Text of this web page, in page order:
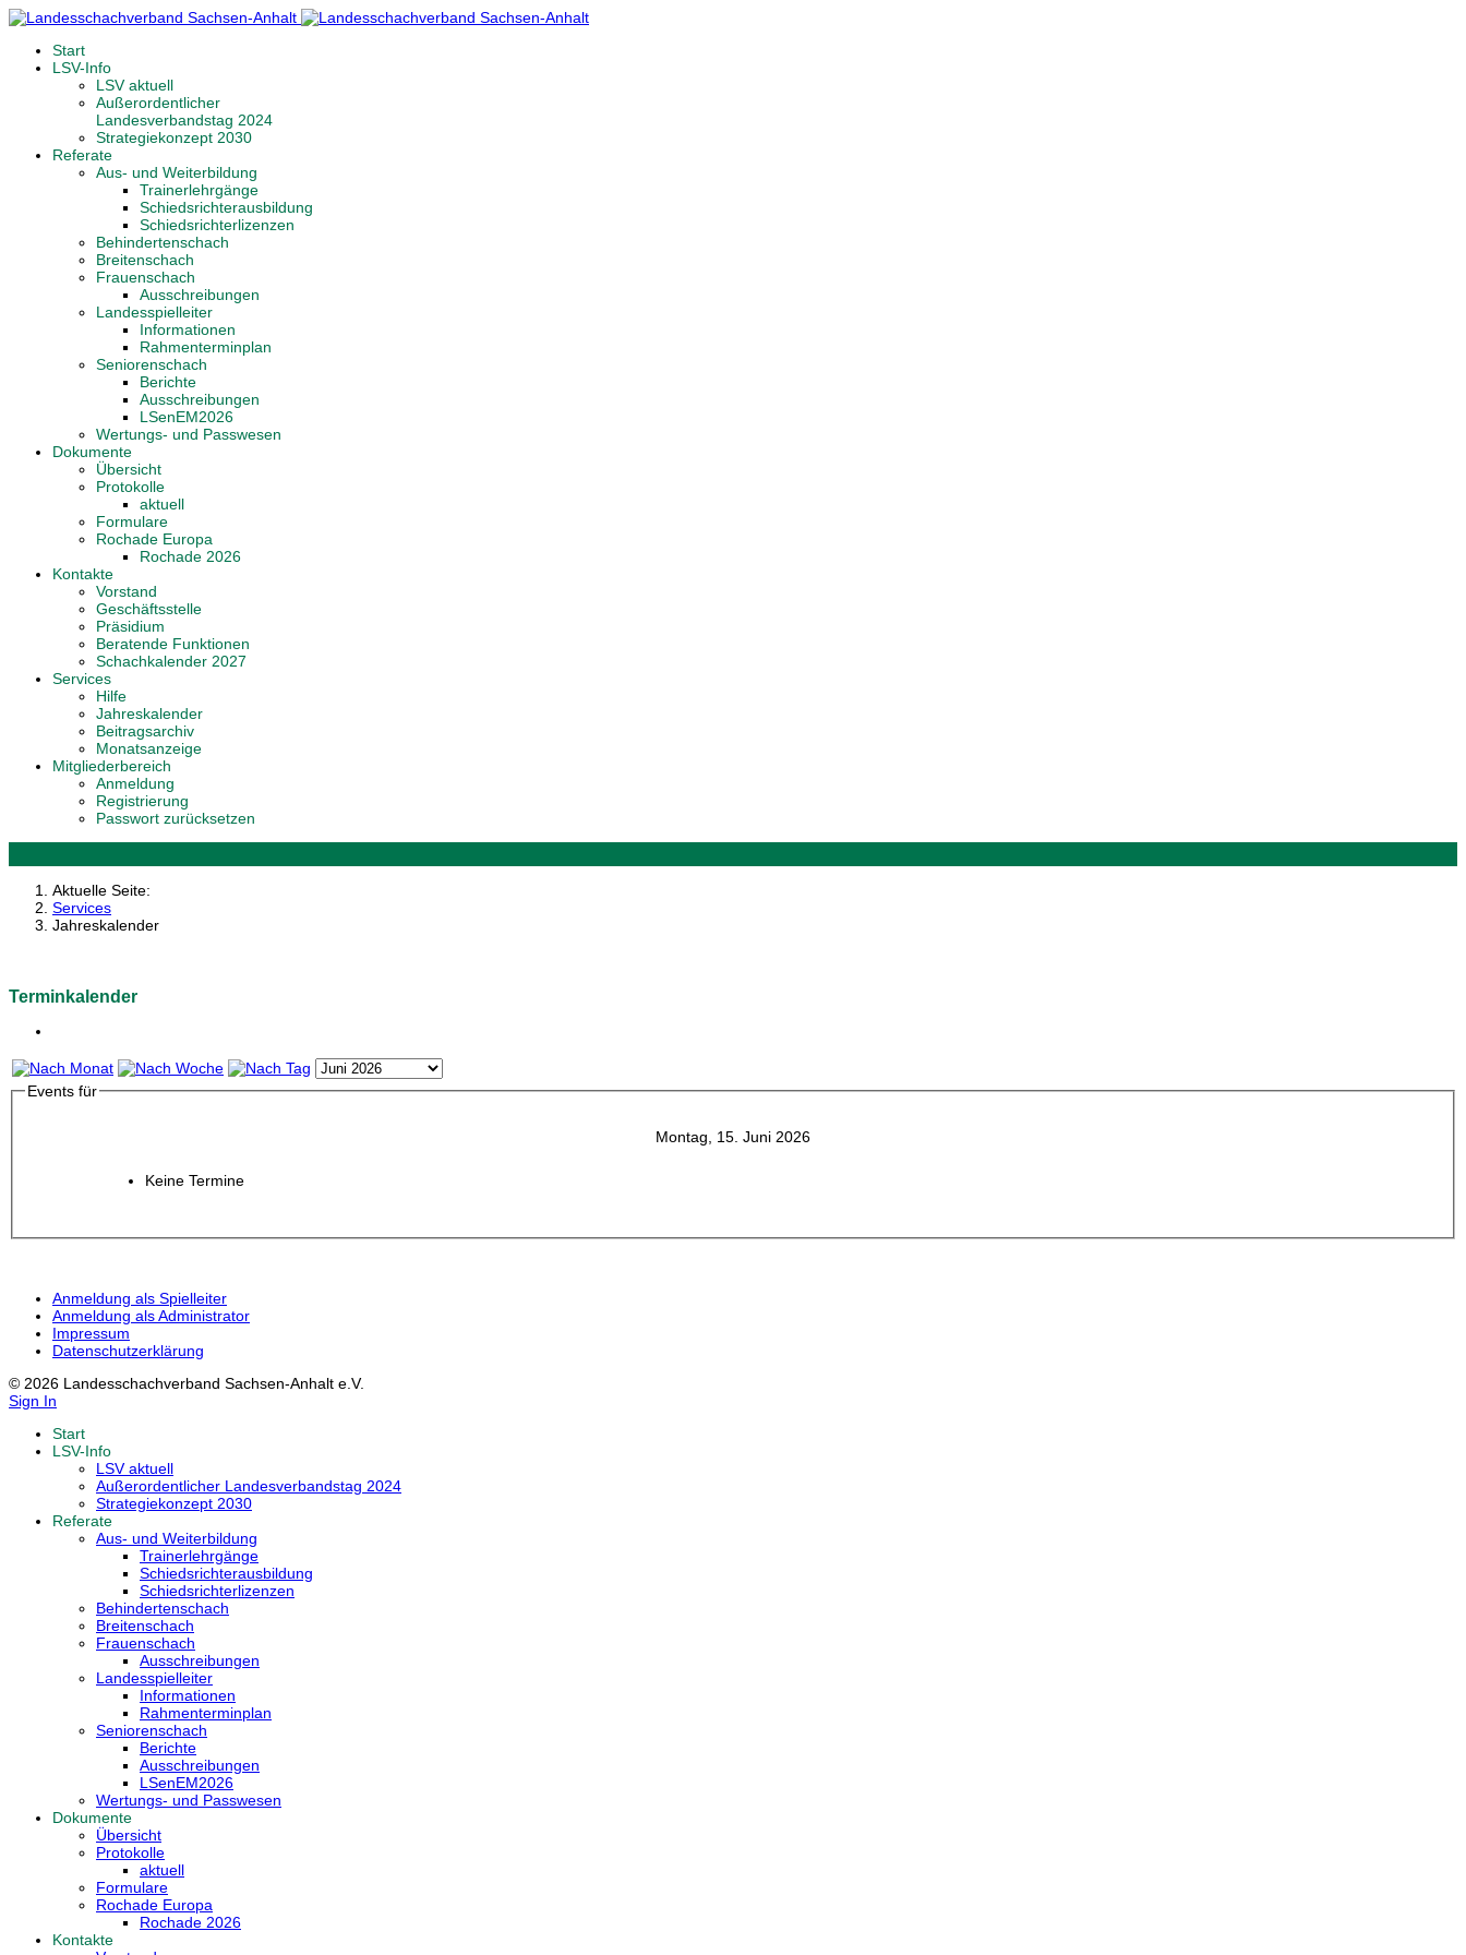
Start
LSV-Info
LSV aktuell
Außerordentlicher
Landesverbandstag 2024
Strategiekonzept 2030
Referate
Aus- und Weiterbildung
Trainerlehrgänge
Schiedsrichterausbildung
Schiedsrichterlizenzen
Behindertenschach
Breitenschach
Frauenschach
Ausschreibungen
Landesspielleiter
Informationen
Rahmenterminplan
Seniorenschach
Berichte
Ausschreibungen
LSenEM2026
Wertungs- und Passwesen
Dokumente
Übersicht
Protokolle
aktuell
Formulare
Rochade Europa
Rochade 2026
Kontakte
Vorstand
Geschäftsstelle
Präsidium
Beratende Funktionen
Schachkalender 2027
Services
Hilfe
Jahreskalender
Beitragsarchiv
Monatsanzeige
Mitgliederbereich
Anmeldung
Registrierung
Passwort zurücksetzen
Aktuelle Seite:
Services
Jahreskalender
Terminkalender
Events für
Montag, 15. Juni 2026
Keine Termine
Anmeldung als Spielleiter
Anmeldung als Administrator
Impressum
Datenschutzerklärung
© 2026 Landesschachverband Sachsen-Anhalt e.V.
Sign In
Start
LSV-Info
LSV aktuell
Außerordentlicher Landesverbandstag 2024
Strategiekonzept 2030
Referate
Aus- und Weiterbildung
Trainerlehrgänge
Schiedsrichterausbildung
Schiedsrichterlizenzen
Behindertenschach
Breitenschach
Frauenschach
Ausschreibungen
Landesspielleiter
Informationen
Rahmenterminplan
Seniorenschach
Berichte
Ausschreibungen
LSenEM2026
Wertungs- und Passwesen
Dokumente
Übersicht
Protokolle
aktuell
Formulare
Rochade Europa
Rochade 2026
Kontakte